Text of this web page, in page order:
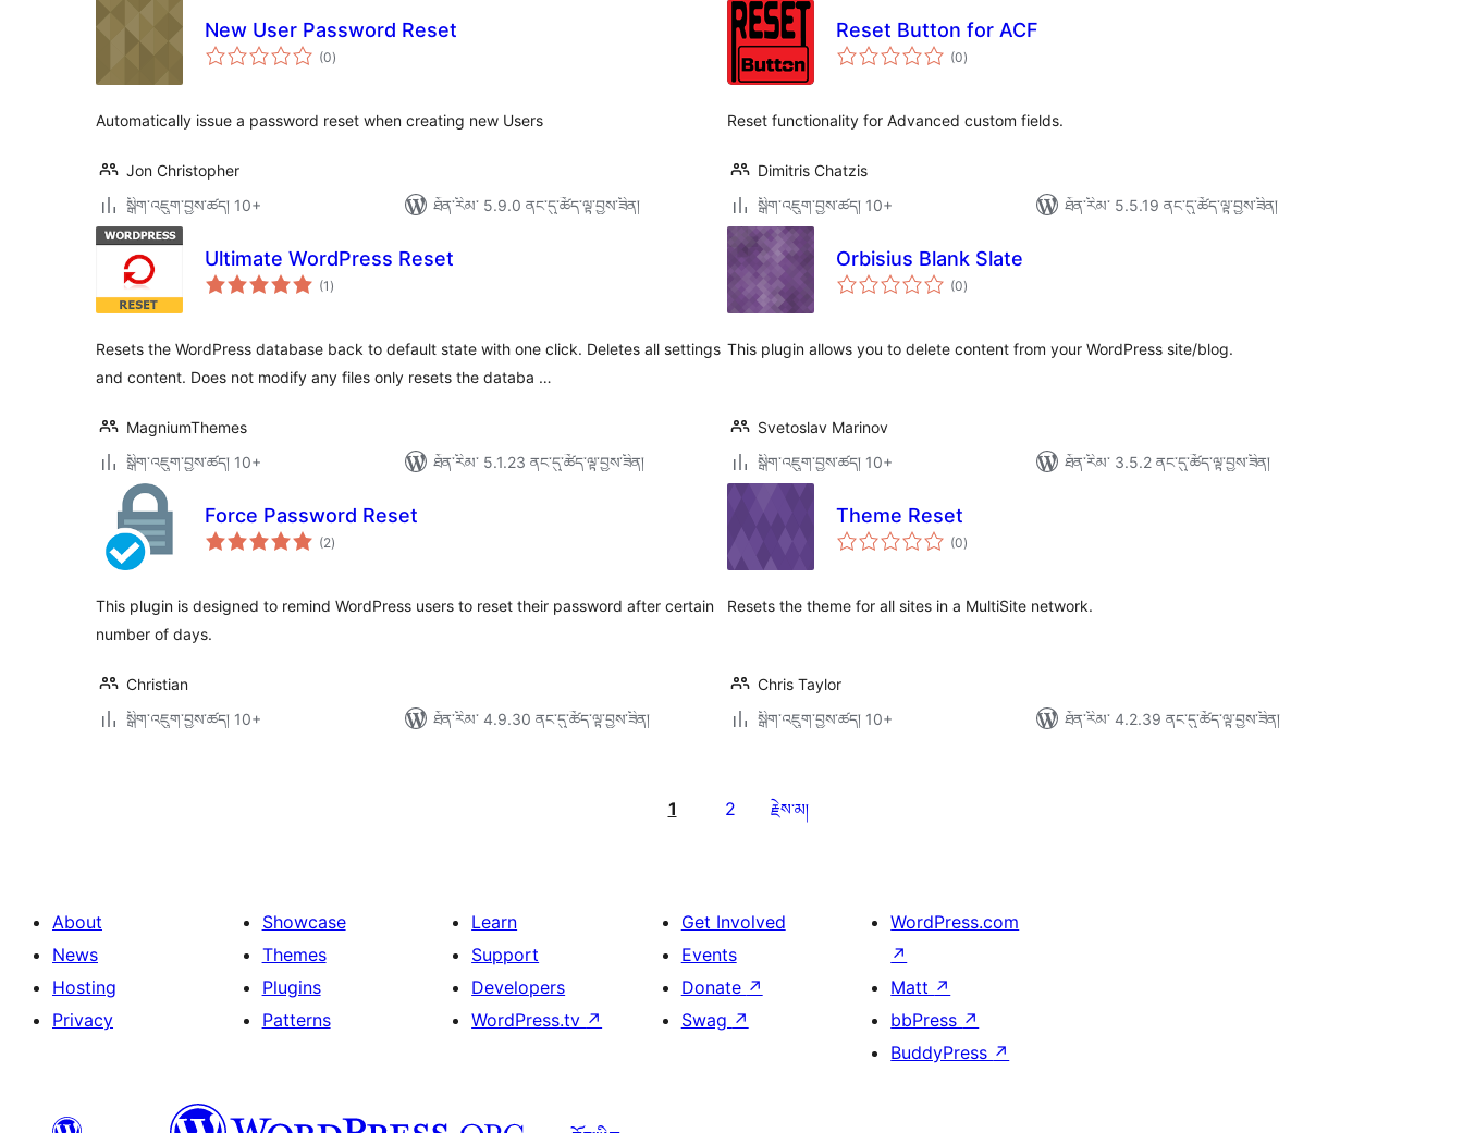
New User Password Reset
(0གདེང་
འཇོག་
)
Automatically issue a password reset when creating new Users
Jon Christopher
སྒྲིག་འཇུག་བྱས་ཚད། 10+
ཐོན་རིམ་ 5.9.0 ནང་དུ་ཚོད་ལྟ་བྱས་ཟིན།
Reset Button for ACF
(0གདེང་
འཇོག་
)
Reset functionality for Advanced custom fields.
Dimitris Chatzis
སྒྲིག་འཇུག་བྱས་ཚད། 10+
ཐོན་རིམ་ 5.5.19 ནང་དུ་ཚོད་ལྟ་བྱས་ཟིན།
Ultimate WordPress Reset
(1 གདེང་
འཇོག་
)
Resets the WordPress database back to default state with one click. Deletes all settings
and content. Does not modify any files only resets the databa …
MagniumThemes
སྒྲིག་འཇུག་བྱས་ཚད། 10+
ཐོན་རིམ་ 5.1.23 ནང་དུ་ཚོད་ལྟ་བྱས་ཟིན།
Orbisius Blank Slate
(0གདེང་
འཇོག་
)
This plugin allows you to delete content from your WordPress site/blog.
Svetoslav Marinov
སྒྲིག་འཇུག་བྱས་ཚད། 10+
ཐོན་རིམ་ 3.5.2 ནང་དུ་ཚོད་ལྟ་བྱས་ཟིན།
Force Password Reset
(2གདེང་
འཇོག་
)
This plugin is designed to remind WordPress users to reset their password after certain
number of days.
Christian
སྒྲིག་འཇུག་བྱས་ཚད། 10+
ཐོན་རིམ་ 4.9.30 ནང་དུ་ཚོད་ལྟ་བྱས་ཟིན།
Theme Reset
(0གདེང་
འཇོག་
)
Resets the theme for all sites in a MultiSite network.
Chris Taylor
སྒྲིག་འཇུག་བྱས་ཚད། 10+
ཐོན་རིམ་ 4.2.39 ནང་དུ་ཚོད་ལྟ་བྱས་ཟིན།
1 2 རྗེས་མ།
About
News
Hosting
Privacy
Showcase
Themes
Plugins
Patterns
Learn
Support
Developers
WordPress.tv ↗
Get Involved
Events
Donate ↗
Swag ↗
WordPress.com
↗
Matt ↗
bbPress ↗
BuddyPress ↗